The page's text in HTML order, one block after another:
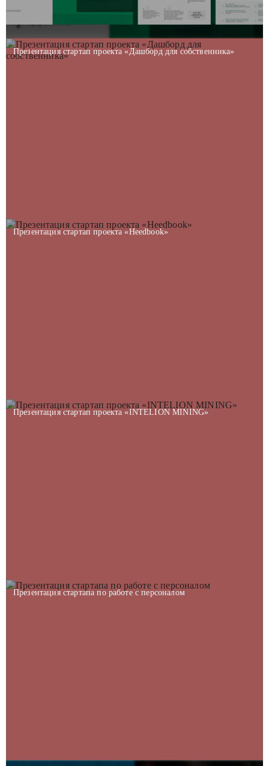
Презентация стартап проекта «Дашборд для собственника»
Презентация стартап проекта «Heedbook»
Презентация стартап проекта «INTELION MINING»
Презентация стартапа по работе с персоналом